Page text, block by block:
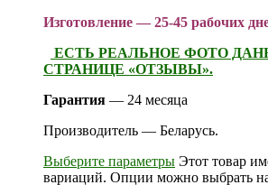
Изготовление — 25-45 рабочих
ЕСТЬ РЕАЛЬНОЕ ФОТО
СТРАНИЦЕ «ОТЗЫВЫ».
Гарантия — 24 месяца
Производитель — Беларусь.
Выберите параметры Этот товар
вариаций. Опции можно выбрать на